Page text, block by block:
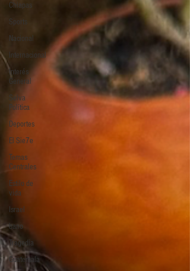
Chiapas
Sports
Nacional
Internacional
Interés
General
Selva
Política
Deportes
El Sie7e
Temas
Centrales
Estilo de
vida
Israel
bano
Tragedia
Guatemala